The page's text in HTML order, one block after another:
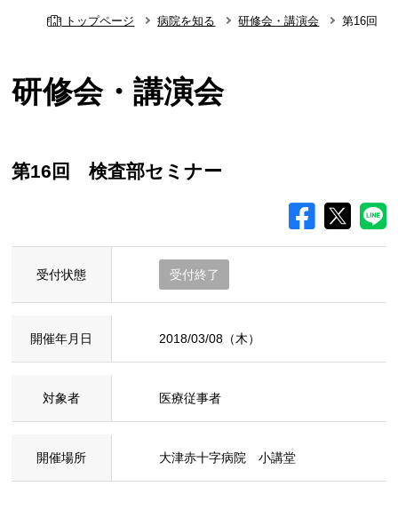
トップページ 病院を知る 研修会・講演会 第16回
研修会・講演会
第16回 検査部セミナー
受付状態 受付終了
開催年月日 2018/03/08（木）
対象者 医療従事者
開催場所 大津赤十字病院 小講堂